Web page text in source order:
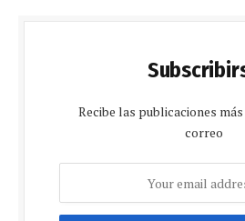
Recibe las publicaciones
correo